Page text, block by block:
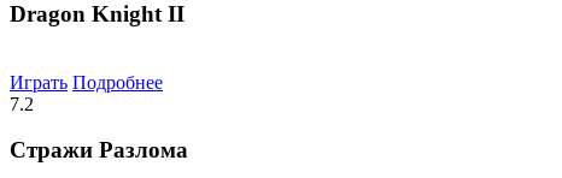
Dragon Knight II
Играть Подробнее
7.2
Стражи Разлома